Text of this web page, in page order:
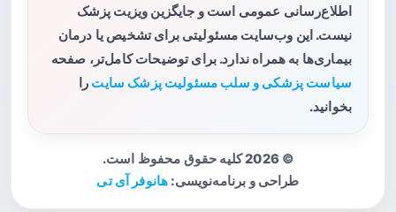
اطلاع‌رسانی عمومی است و جایگزین ویزیت پزشک
نیست. این وب‌سایت مسئولیتی برای تشخیص یا درمان
بیماری‌ها به همراه ندارد. برای توضیحات کامل‌تر، صفحه
سیاست پزشکی و سلب مسئولیت پزشک سایت را
بخوانید.
© 2026 کلیه حقوق محفوظ است.
طراحی و برنامه‌نویسی: هانوفر آی تی